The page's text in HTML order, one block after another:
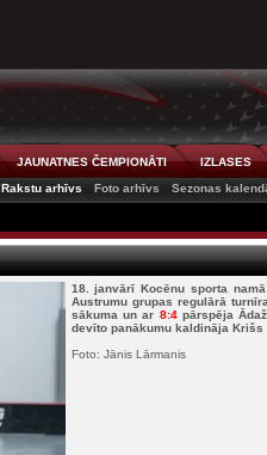
JAUNATNES ČEMPIONĀTI IZLASES
Rakstu arhīvs
Foto arhīvs Sezonas
18. janvārī Kocēnu sporta
Austrumu grupas regulārā
sākuma un ar 8:4pārspēja
devīto panākumu kaldināja Krišs
Foto: Jānis Lārmanis